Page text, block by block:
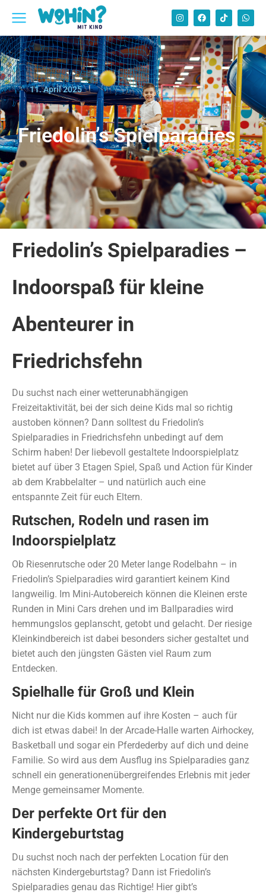
11. April 2025
Friedolin’s Spielparadies
Friedolin’s Spielparadies –
Indoorspaß für kleine
Abenteurer in
Friedrichsfehn
Du suchst nach einer wetterunabhängigen
Freizeitaktivität, bei der sich deine Kids mal so richtig
austoben können? Dann solltest du Friedolin’s
Spielparadies in Friedrichsfehn unbedingt auf dem
Schirm haben! Der liebevoll gestaltete Indoorspielplatz
bietet auf über 3 Etagen Spiel, Spaß und Action für Kinder
ab dem Krabbelalter – und natürlich auch eine
entspannte Zeit für euch Eltern.
Rutschen, Rodeln und rasen im
Indoorspielplatz
Ob Riesenrutsche oder 20 Meter lange Rodelbahn – in
Friedolin’s Spielparadies wird garantiert keinem Kind
langweilig. Im Mini-Autobereich können die Kleinen erste
Runden in Mini Cars drehen und im Ballparadies wird
hemmungslos geplanscht, getobt und gelacht. Der riesige
Kleinkindbereich ist dabei besonders sicher gestaltet und
bietet auch den jüngsten Gästen viel Raum zum
Entdecken.
Spielhalle für Groß und Klein
Nicht nur die Kids kommen auf ihre Kosten – auch für
dich ist etwas dabei! In der Arcade-Halle warten Airhockey,
Basketball und sogar ein Pferdederby auf dich und deine
Familie. So wird aus dem Ausflug ins Spielparadies ganz
schnell ein generationenübergreifendes Erlebnis mit jeder
Menge gemeinsamer Momente.
Der perfekte Ort für den
Kindergeburtstag
Du suchst noch nach der perfekten Location für den
nächsten Kindergeburtstag? Dann ist Friedolin’s
Spielparadies genau das Richtige! Hier gibt’s